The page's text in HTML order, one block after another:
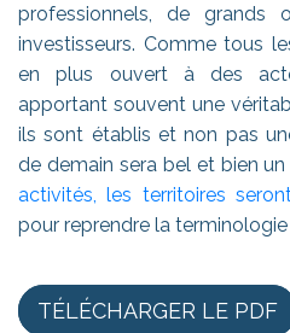
professionnels, de grands
investisseurs. Comme tous
en plus ouvert à des
apportant souvent une
ils sont établis et non pas
de demain sera bel et bien un
activités, les territoires
pour reprendre la
TÉLÉCHARGER LE PDF